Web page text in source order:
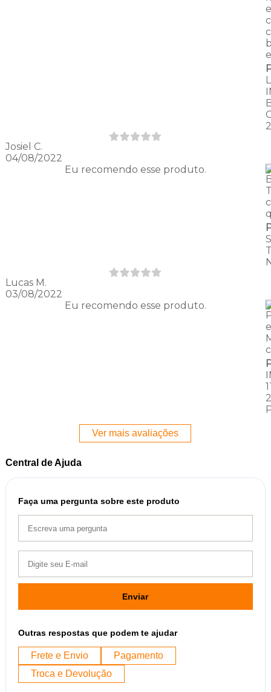
Josiel C.
04/08/2022
Eu recomendo esse produto.
Lucas M.
03/08/2022
Eu recomendo esse produto.
Ver mais avaliações
Central de Ajuda
Faça uma pergunta sobre este produto
Enviar
Outras respostas que podem te ajudar
Frete e Envio
Pagamento
Troca e Devolução